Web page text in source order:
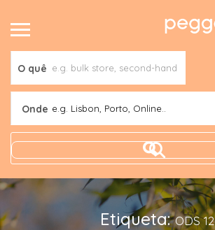
O quê
Onde e.g. Lisbon, Porto, Online..
Etiqueta:ODS 12